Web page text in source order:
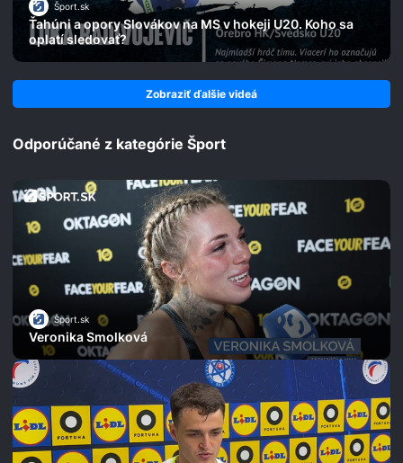
Šport.sk
Ťahúni a opory Slovákov na MS v hokeji U20. Koho sa
oplatí sledovať?
Zobraziť ďalšie videá
Odporúčané z kategórie Šport
Šport.sk
Veronika Smolková